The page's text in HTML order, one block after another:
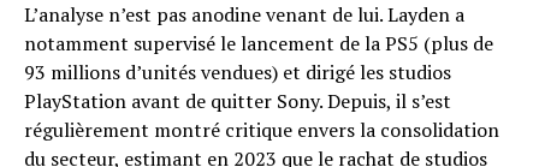
L’analyse n’est pas anodine venant de lui. Layden a
notamment supervisé le lancement de la PS5 (plus de
93 millions d’unités vendues) et dirigé les studios
PlayStation avant de quitter Sony. Depuis, il s’est
régulièrement montré critique envers la consolidation
du secteur, estimant en 2023 que le rachat de studios